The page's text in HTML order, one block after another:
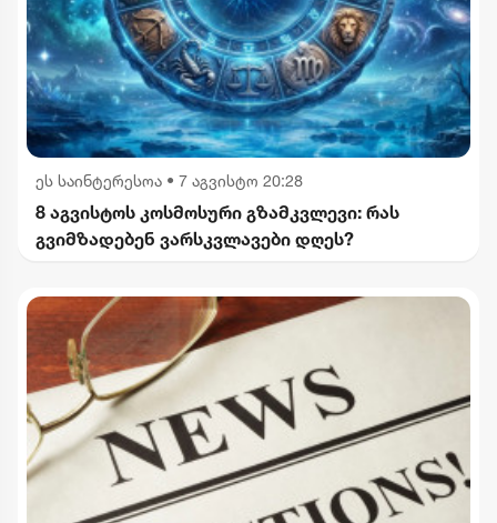
ეს საინტერესოა • 7 აგვისტო 20:28
8 აგვისტოს კოსმოსური გზამკვლევი: რას
გვიმზადებენ ვარსკვლავები დღეს?